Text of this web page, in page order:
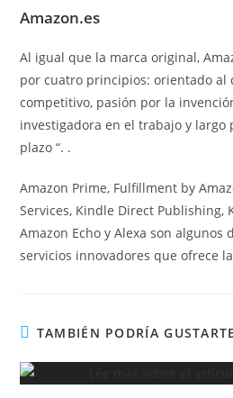
Amazon.es
Al igual que la marca original,
por cuatro principios: orientado al
competitivo, pasión por la
investigadora en el trabajo y largo
plazo “. .
Amazon Prime, Fulfillment by
Services, Kindle Direct Publishing,
Amazon Echo y Alexa son algunos
servicios innovadores que ofrece
TAMBIÉN PODRÍA GUSTARTE